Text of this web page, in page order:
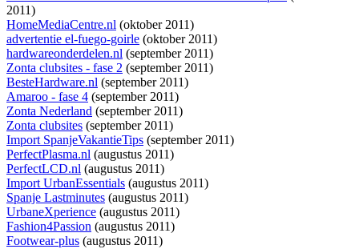
2011)
HomeMediaCentre.nl (oktober 2011)
advertentie el-fuego-goirle (oktober 2011)
hardwareonderdelen.nl (september 2011)
Zonta clubsites - fase 2 (september 2011)
BesteHardware.nl (september 2011)
Amaroo - fase 4 (september 2011)
Zonta Nederland (september 2011)
Zonta clubsites (september 2011)
Import SpanjeVakantieTips (september 2011)
PerfectPlasma.nl (augustus 2011)
PerfectLCD.nl (augustus 2011)
Import UrbanEssentials (augustus 2011)
Spanje Lastminutes (augustus 2011)
UrbaneXperience (augustus 2011)
Fashion4Passion (augustus 2011)
Footwear-plus (augustus 2011)